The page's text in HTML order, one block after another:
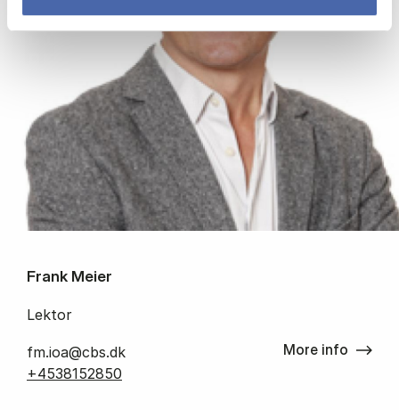
Frank Meier
Lektor
fm.ioa@cbs.dk
+4538152850
More info